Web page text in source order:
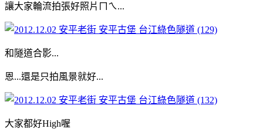
讓大家輪流拍張好照片ㄇㄟ...
和隧道合影...
恩...還是只拍風景就好...
大家都好High喔